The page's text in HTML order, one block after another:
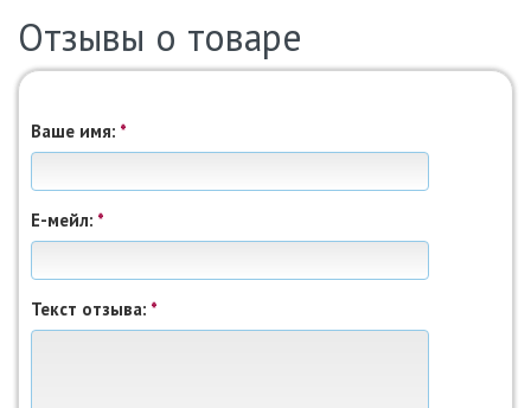
Отзывы о товаре
Ваше имя: *
Е-мейл: *
Текст отзыва: *